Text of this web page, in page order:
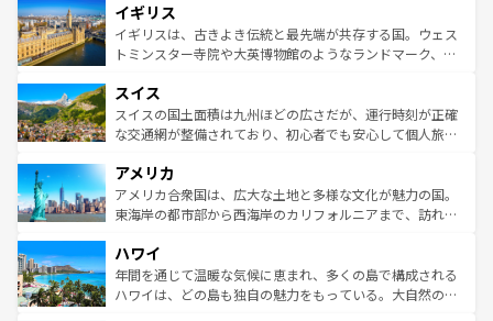
いる。シャンパンの発祥地であるランス、プロヴァンスの
香り高いラベンダー畑など、多彩な楽しみ方が可能だ。さ
らに、パリ以外の地域にも魅力が溢れており、どの街角に
れる地方に足を運ぶとそれぞれで全く異なる文化を体験で
きるだろう。 なお、新着のフランス情報はコンテンツ一覧
を参照してほしい。
顔を持つこの国は、どこを歩いても飽きることがない。ベ
ルリンの文化的活気、バイエルン州のアルプスの絶景、そ
してライン川沿いのワイン畑といった風景は必見。ビール
は、お酒好きな人にはぜひ体験してほしい。 なお、新着の
ドイツ情報はコンテンツ一覧を参照してほしい。
イギリス
イギリスは、古きよき伝統と最先端が共存する国。ウェス
トミンスター寺院や大英博物館のようなランドマーク、歴
リアごとに異なる魅力がある。また、優雅なアフタヌーン
ティー、ビール好きにはたまらない英国パブ、サッカー観
戦など、本場だからこそできる体験も豊富。イギリスを旅
ンツ一覧を参照してほしい。
スイス
スイスの国土面積は九州ほどの広さだが、運行時刻が正確
な交通網が整備されており、初心者でも安心して個人旅行
の建物がそのまま残る町や、スイスならではのユニークな
博物館もあり、アルプス観光だけでなく町歩きも満喫する
ことができる。国民の所得が高いため物価も高いが、旅行
ば市内交通費無料で観光を楽しむこともできる。 なお、新
着のスイス情報はコンテンツ一覧 を参照してほしい。
アメリカ
アメリカ合衆国は、広大な土地と多様な文化が魅力の国。
東海岸の都市部から西海岸のカリフォルニアまで、訪れる
のような巨大都市は、観光、ショッピング、エンターテイ
ンメントが詰まった刺激的なスポットだ。一方、アメリカ
西部には大自然が広がり、グランドキャニオンやイエロー
ハワイ
年間を通じて温暖な気候に恵まれ、多くの島で構成される
ハワイは、どの島も独自の魅力をもっている。大自然の神